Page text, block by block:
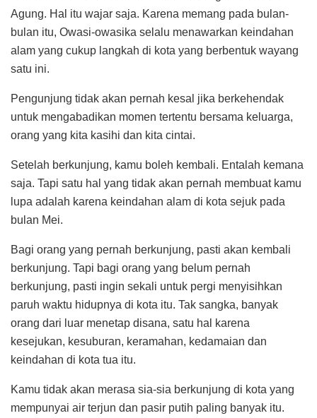
Agung. Hal itu wajar saja. Karena memang pada bulan-
bulan itu, Owasi-owasika selalu menawarkan keindahan
alam yang cukup langkah di kota yang berbentuk wayang
satu ini.
Pengunjung tidak akan pernah kesal jika berkehendak
untuk mengabadikan momen tertentu bersama keluarga,
orang yang kita kasihi dan kita cintai.
Setelah berkunjung, kamu boleh kembali. Entalah kemana
saja. Tapi satu hal yang tidak akan pernah membuat kamu
lupa adalah karena keindahan alam di kota sejuk pada
bulan Mei.
Bagi orang yang pernah berkunjung, pasti akan kembali
berkunjung. Tapi bagi orang yang belum pernah
berkunjung, pasti ingin sekali untuk pergi menyisihkan
paruh waktu hidupnya di kota itu. Tak sangka, banyak
orang dari luar menetap disana, satu hal karena
kesejukan, kesuburan, keramahan, kedamaian dan
keindahan di kota tua itu.
Kamu tidak akan merasa sia-sia berkunjung di kota yang
mempunyai air terjun dan pasir putih paling banyak itu.